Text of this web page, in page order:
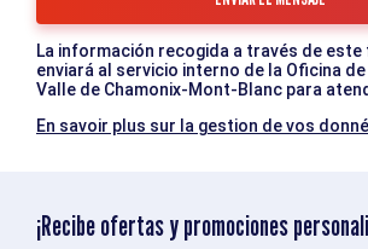
La información recogida a través de
enviará al servicio interno de la Oficina
Valle de Chamonix-Mont-Blanc para
En savoir plus sur la gestion de vos
¡Recibe ofertas y promociones